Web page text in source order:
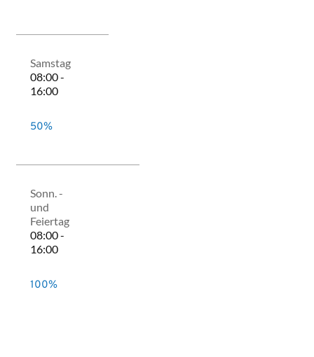
Samstag
08:00 -
16:00
50%
Sonn. -
und
Feiertag
08:00 -
16:00
100%